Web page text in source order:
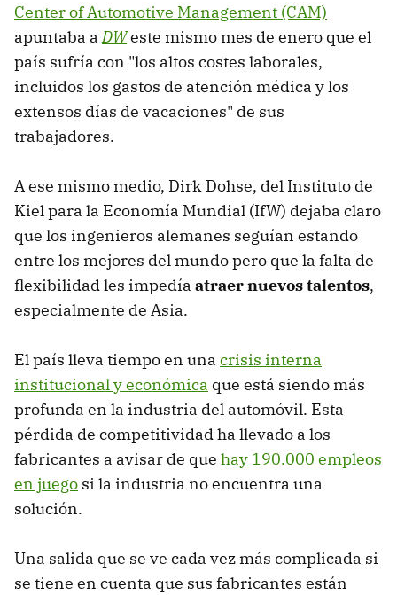
Center of Automotive Management (CAM)
apuntaba aDWeste mismo mes de enero que el
país sufría con "los altos costes laborales,
incluidos los gastos de atención médica y los
extensos días de vacaciones" de sus
trabajadores.
A ese mismo medio, Dirk Dohse, del Instituto de
Kiel para la Economía Mundial (IfW) dejaba claro
que los ingenieros alemanes seguían estando
entre los mejores del mundo pero que la falta de
flexibilidad les impedía atraer nuevos talentos,
especialmente de Asia.
El país lleva tiempo en una crisis interna
institucional y económica que está siendo más
profunda en la industria del automóvil. Esta
pérdida de competitividad ha llevado a los
fabricantes a avisar de que hay 190.000 empleos
en juego si la industria no encuentra una
solución.
Una salida que se ve cada vez más complicada si
se tiene en cuenta que sus fabricantes están